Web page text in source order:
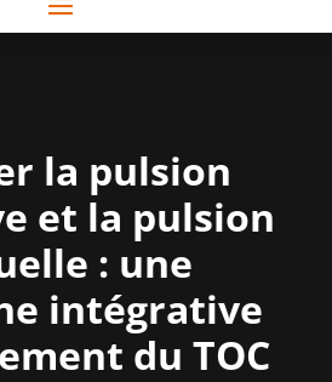
la pulsion
et la pulsion
: une
intégrative
du TOC